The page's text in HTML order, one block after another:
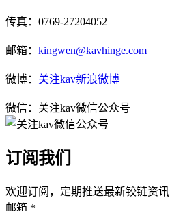
传真：0769-27204052
邮箱： kingwen@kavhinge.com
微博： 关注kav新浪微博
微信：关注kav微信公众号
订阅我们
欢迎订阅，定期推送最新铰链资讯
邮箱 *